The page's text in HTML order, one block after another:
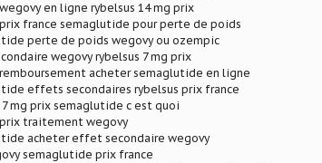
en ligne rybelsus 14 mg prix
france semaglutide pour perte de poids
perte de poids wegovy ou ozempic
wegovy rybelsus 7 mg prix
acheter semaglutide en ligne
effets secondaires rybelsus prix france
7 mg prix semaglutide c est quoi
traitement wegovy
acheter effet secondaire wegovy
semaglutide prix france